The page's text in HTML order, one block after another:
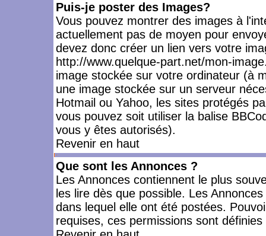
Puis-je poster des Images?
Vous pouvez montrer des images à
actuellement pas de moyen pour
devez donc créer un lien vers votre
http://www.quelque-part.net/mon-
image stockée sur votre ordinateur (à
une image stockée sur un serveur
Hotmail ou Yahoo, les sites protégés
vous pouvez soit utiliser la balise
vous y êtes autorisés).
Revenir en haut
Que sont les Annonces ?
Les Annonces contiennent le plus
les lire dès que possible. Les
dans lequel elle ont été postées.
requises, ces permissions sont